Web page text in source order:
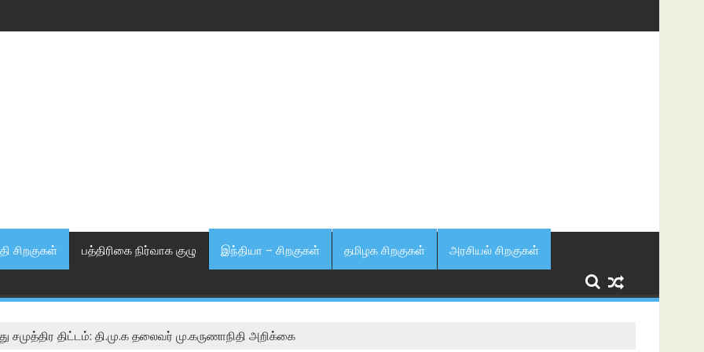
சிறகுகள் பத்திரிகை நிர்வாக குழு இந்தியா – சிறகுகள் தமிழக சிறகுகள் அரசியல் சிறகுகள்
சமுத்திர திட்டம்: தி.மு.க தலைவர் மு.கருணாநிதி அறிக்கை